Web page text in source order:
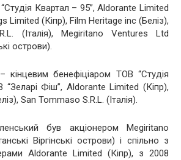
Квартал – 95”, Aldorante Limited
Limited (Кіпр), Film Heritage inc (Беліз),
(Італія), Megiritano Ventures Ltd
острови).
кінцевим бенефіціаром ТОВ “Студія
“Зеларі Фіш”, Aldorante Limited (Кіпр),
San Tommaso S.R.L. (Італія).
був акціонером Megiritano
Віргінські острови) і спільно з
Aldorante Limited (Кіпр), з 2008